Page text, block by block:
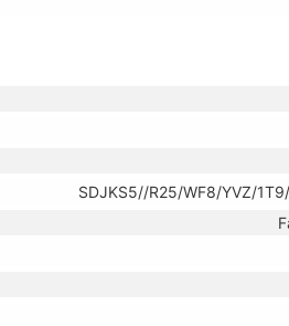
SDJKS5//R25/WF8/YVZ/